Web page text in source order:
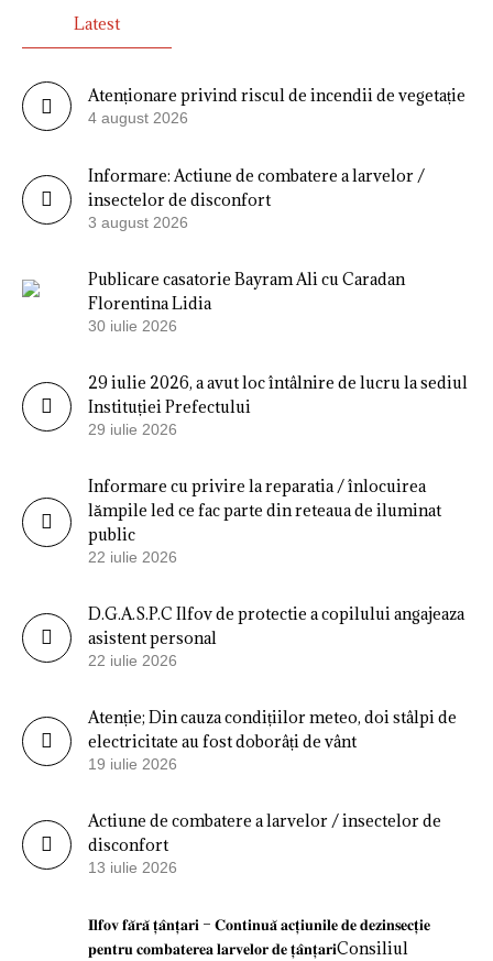
Latest
Atenționare privind riscul de incendii de vegetație
4 august 2026
Informare: Actiune de combatere a larvelor /
insectelor de disconfort
3 august 2026
Publicare casatorie Bayram Ali cu Caradan
Florentina Lidia
30 iulie 2026
29 iulie 2026, a avut loc întâlnire de lucru la sediul
Instituției Prefectului
29 iulie 2026
Informare cu privire la reparatia / înlocuirea
lămpile led ce fac parte din reteaua de iluminat
public
22 iulie 2026
D.G.A.S.P.C Ilfov de protectie a copilului angajeaza
asistent personal
22 iulie 2026
Atenție; Din cauza condițiilor meteo, doi stâlpi de
electricitate au fost doborâți de vânt
19 iulie 2026
Actiune de combatere a larvelor / insectelor de
disconfort
13 iulie 2026
𝐈𝐥𝐟𝐨𝐯 𝐟𝐚̆𝐫𝐚̆ 𝐭̦𝐚̂𝐧𝐭̦𝐚𝐫𝐢 – 𝐂𝐨𝐧𝐭𝐢𝐧𝐮𝐚̆ 𝐚𝐜𝐭̦𝐢𝐮𝐧𝐢𝐥𝐞 𝐝𝐞 𝐝𝐞𝐳𝐢𝐧𝐬𝐞𝐜𝐭̦𝐢𝐞
𝐩𝐞𝐧𝐭𝐫𝐮 𝐜𝐨𝐦𝐛𝐚𝐭𝐞𝐫𝐞𝐚 𝐥𝐚𝐫𝐯𝐞𝐥𝐨𝐫 𝐝𝐞 𝐭̦𝐚̂𝐧𝐭̦𝐚𝐫𝐢Consiliul